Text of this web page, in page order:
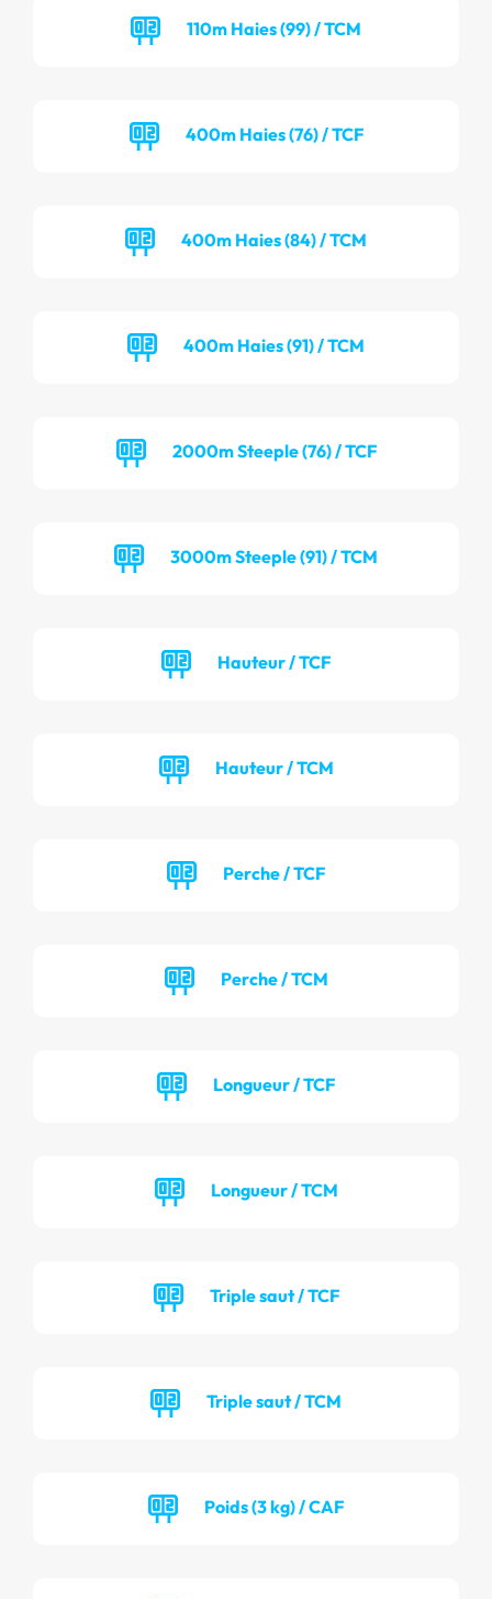
110m Haies (99) / TCM
400m Haies (76) / TCF
400m Haies (84) / TCM
400m Haies (91) / TCM
2000m Steeple (76) / TCF
3000m Steeple (91) / TCM
Hauteur / TCF
Hauteur / TCM
Perche / TCF
Perche / TCM
Longueur / TCF
Longueur / TCM
Triple saut / TCF
Triple saut / TCM
Poids (3 kg) / CAF